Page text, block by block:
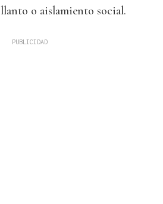
llanto o aislamiento social.